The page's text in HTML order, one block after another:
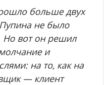
больше двух
не было
Но вот он решил
и
на то, как на
— клиент